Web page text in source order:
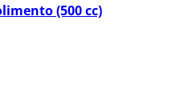
(500 cc)